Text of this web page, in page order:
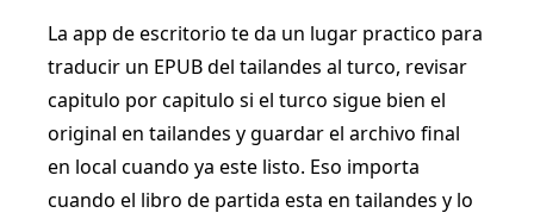
La app de escritorio te da un lugar practico para
traducir un EPUB del tailandes al turco, revisar
capitulo por capitulo si el turco sigue bien el
original en tailandes y guardar el archivo final
en local cuando ya este listo. Eso importa
cuando el libro de partida esta en tailandes y lo